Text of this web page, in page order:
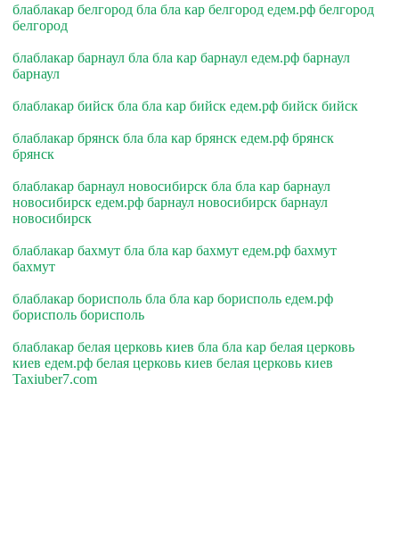
блаблакар белгород бла бла кар белгород едем.рф белгород
белгород
блаблакар барнаул бла бла кар барнаул едем.рф барнаул
барнаул
блаблакар бийск бла бла кар бийск едем.рф бийск бийск
блаблакар брянск бла бла кар брянск едем.рф брянск
брянск
блаблакар барнаул новосибирск бла бла кар барнаул
новосибирск едем.рф барнаул новосибирск барнаул
новосибирск
блаблакар бахмут бла бла кар бахмут едем.рф бахмут
бахмут
блаблакар борисполь бла бла кар борисполь едем.рф
борисполь борисполь
блаблакар белая церковь киев бла бла кар белая церковь
киев едем.рф белая церковь киев белая церковь киев
Taxiuber7.com